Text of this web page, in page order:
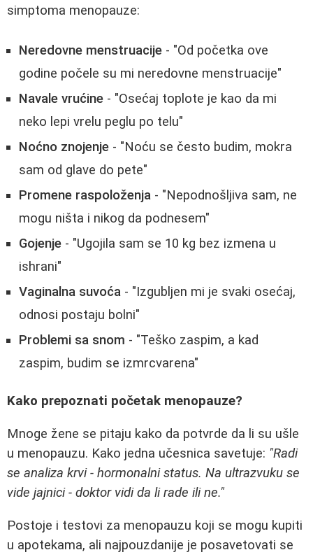
simptoma menopauze:
Neredovne menstruacije - "Od početka ove
godine počele su mi neredovne menstruacije"
Navale vrućine - "Osećaj toplote je kao da mi
neko lepi vrelu peglu po telu"
Noćno znojenje - "Noću se često budim, mokra
sam od glave do pete"
Promene raspoloženja - "Nepodnošljiva sam, ne
mogu ništa i nikog da podnesem"
Gojenje - "Ugojila sam se 10 kg bez izmena u
ishrani"
Vaginalna suvoća - "Izgubljen mi je svaki osećaj,
odnosi postaju bolni"
Problemi sa snom - "Teško zaspim, a kad
zaspim, budim se izmrcvarena"
Kako prepoznati početak menopauze?
Mnoge žene se pitaju kako da potvrde da li su ušle
u menopauzu. Kako jedna učesnica savetuje: "Radi
se analiza krvi - hormonalni status. Na ultrazvuku se
vide jajnici - doktor vidi da li rade ili ne."
Postoje i testovi za menopauzu koji se mogu kupiti
u apotekama, ali najpouzdanije je posavetovati se